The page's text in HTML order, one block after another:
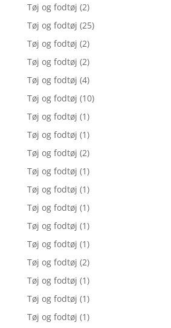
Tøj og fodtøj (2)
Tøj og fodtøj (25)
Tøj og fodtøj (2)
Tøj og fodtøj (2)
Tøj og fodtøj (4)
Tøj og fodtøj (10)
Tøj og fodtøj (1)
Tøj og fodtøj (1)
Tøj og fodtøj (2)
Tøj og fodtøj (1)
Tøj og fodtøj (1)
Tøj og fodtøj (1)
Tøj og fodtøj (1)
Tøj og fodtøj (1)
Tøj og fodtøj (2)
Tøj og fodtøj (1)
Tøj og fodtøj (1)
Tøj og fodtøj (1)